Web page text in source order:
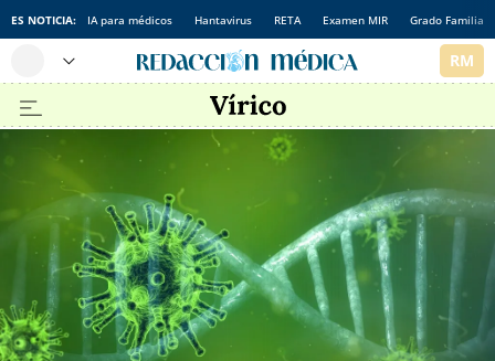
ES NOTICIA: IA para médicos Hantavirus RETA Examen MIR Grado Familia